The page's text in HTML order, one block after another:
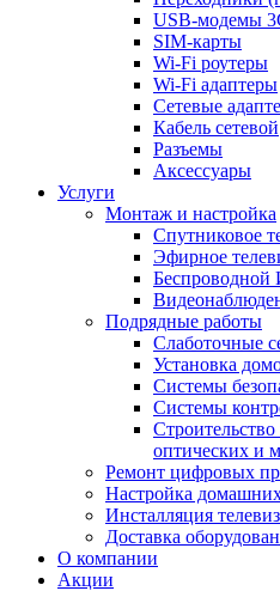
USB-модемы
SIM-карты
Wi-Fi роутеры
Wi-Fi адаптеры
Сетевые
Кабель сетевой
Разъемы
Аксессуары
Услуги
Монтаж и настройка
Спутниковое
Эфирное
Беспроводной
Подрядные работы
Слаботочные
Установка
Системы
Системы
оптических и
Ремонт цифровых
Настройка
Инсталляция
Доставка
О компании
Акции